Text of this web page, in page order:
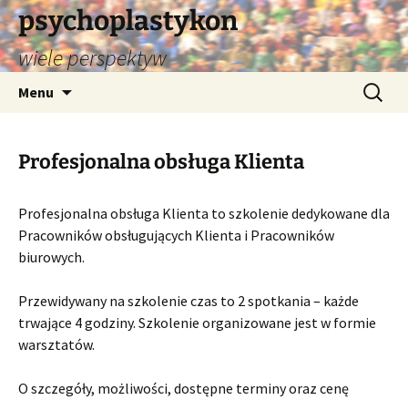
psychoplastykon
wiele perspektyw
Menu Szukaj:
Profesjonalna obsługa Klienta
Profesjonalna obsługa Klienta to szkolenie dedykowane dla
Pracowników obsługujących Klienta i Pracowników
biurowych.
Przewidywany na szkolenie czas to 2 spotkania – każde
trwające 4 godziny. Szkolenie organizowane jest w formie
warsztatów.
O szczegóły, możliwości, dostępne terminy oraz cenę